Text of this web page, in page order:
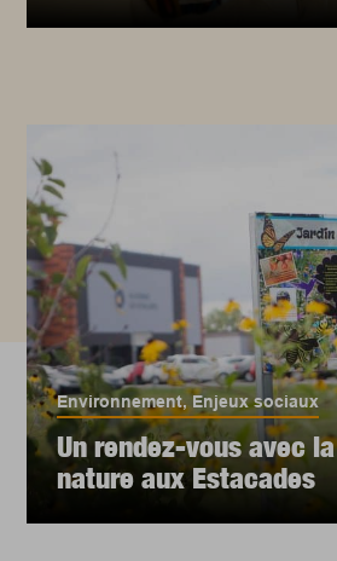
Environnement,Enjeux sociaux
Un rendez-vous avec la
nature aux Estacades